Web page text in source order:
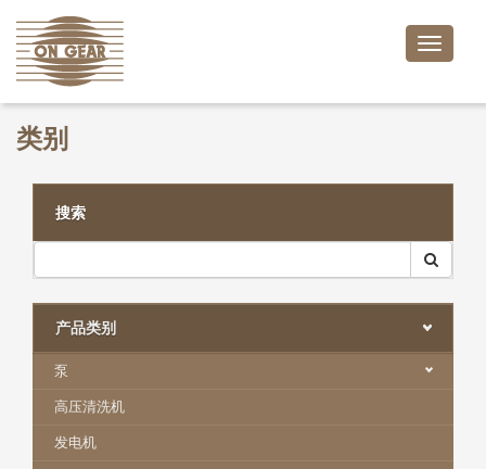
Toggle
类别
搜索
产品类别
泵
高压清洗机
发电机